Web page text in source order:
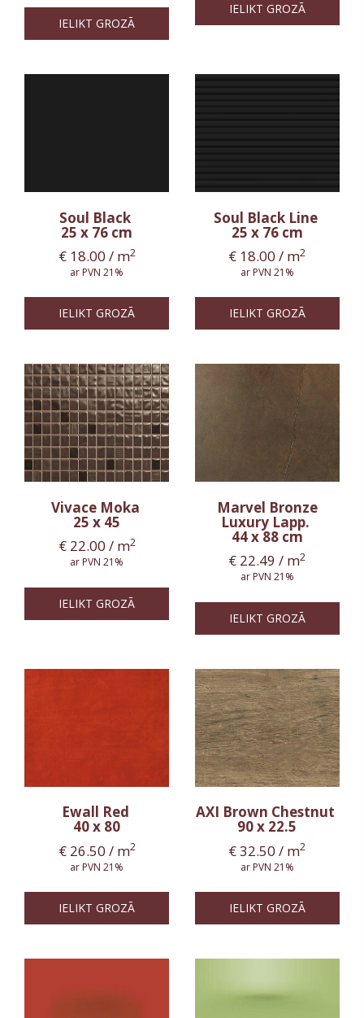
IELIKT GROZĀ
IELIKT GROZĀ
Soul Black
25 x 76 cm
€18.00 / m2
ar PVN 21%
IELIKT GROZĀ
Soul Black Line
25 x 76 cm
€ 18.00 / m2
ar PVN 21%
IELIKT GROZĀ
Vivace Moka
25 x 45
€22.00 / m2
ar PVN 21%
IELIKT GROZĀ
Marvel Bronze
Luxury Lapp.
44 x 88 cm
€ 22.49 / m2
ar PVN 21%
IELIKT GROZĀ
Ewall Red
40 x 80
€26.50 / m2
ar PVN 21%
IELIKT GROZĀ
AXI Brown Chestnut
90 x 22.5
€32.50 / m2
ar PVN 21%
IELIKT GROZĀ